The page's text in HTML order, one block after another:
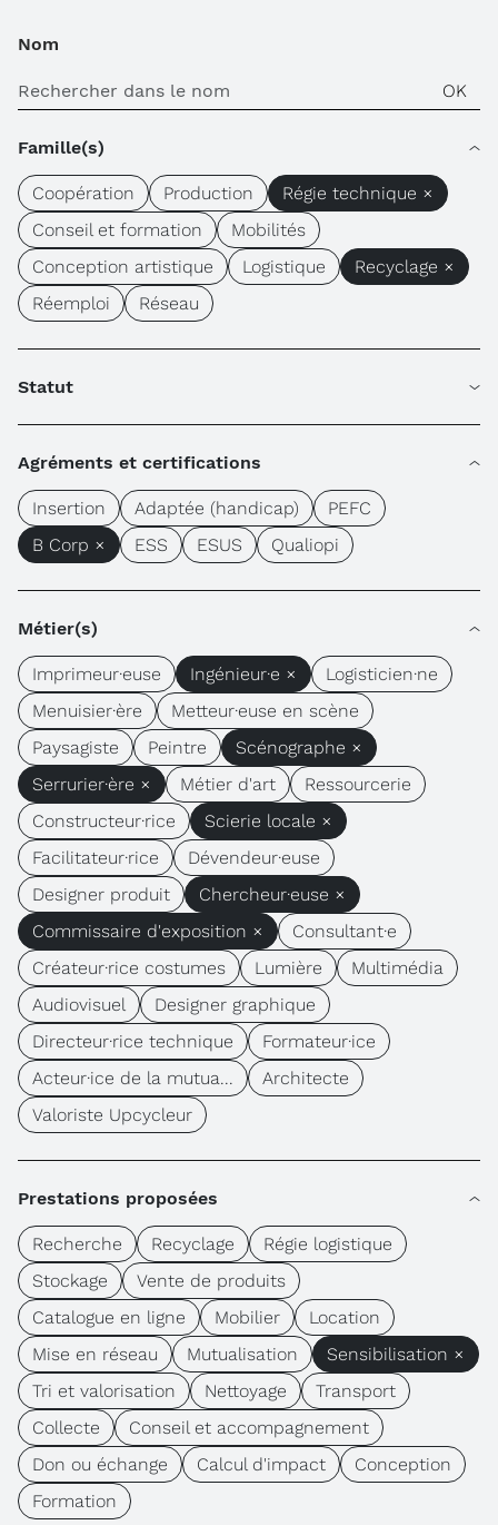
Nom
Famille(s)
Coopération Production
Régie technique ×
Conseil et formation
Mobilités
Conception artistique
Logistique
Recyclage ×
Réemploi
Réseau
Statut
Agréments et certifications
Insertion Adaptée (handicap)
PEFC
B Corp ×
ESS ESUS Qualiopi
Métier(s)
Imprimeur·euse Ingénieur·e ×
Logisticien·ne
Menuisier·ère
Metteur·euse en scène
Paysagiste
Peintre
Scénographe ×
Serrurier·ère ×
Métier d'art
Ressourcerie
Constructeur·rice
Scierie locale ×
Facilitateur·rice
Dévendeur·euse
Designer produit
Chercheur·euse ×
Commissaire d'exposition ×
Consultant·e
Créateur·rice costumes
Lumière
Multimédia
Audiovisuel
Designer graphique
Directeur·rice technique
Formateur·ice
Acteur·ice de la mutua...
Architecte
Valoriste Upcycleur
Prestations proposées
Recherche Recyclage
Régie logistique
Stockage
Vente de produits
Catalogue en ligne
Mobilier
Location
Mise en réseau
Mutualisation
Sensibilisation ×
Tri et valorisation
Nettoyage
Transport
Collecte
Conseil et accompagnement
Don ou échange
Calcul d'impact
Conception
Formation